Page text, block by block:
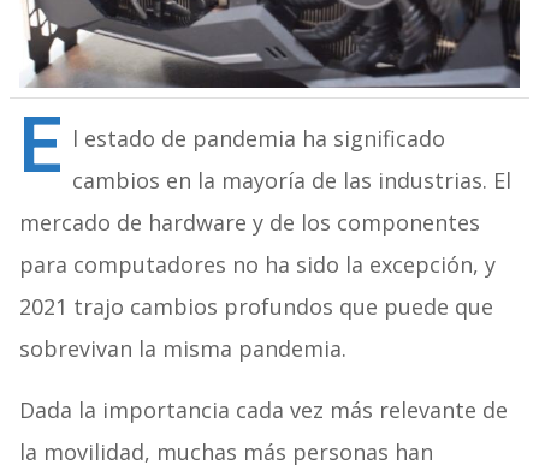
E l estado de pandemia ha significado
cambios en la mayoría de las industrias. El
mercado de hardware y de los componentes
para computadores no ha sido la excepción, y
2021 trajo cambios profundos que puede que
sobrevivan la misma pandemia.
Dada la importancia cada vez más relevante de
la movilidad, muchas más personas han